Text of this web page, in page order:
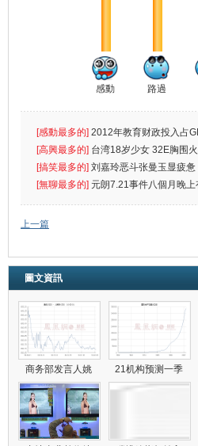
感動 路過
[感動最多的] 2012年教育财政投入占
出首位
[高興最多的] 台湾18岁少女 32E胸围
[搞笑最多的] 刘嘉玲恶斗张曼玉显疲
遮
[無聊最多的] 元朗7.21事件八個月晚
催
上一篇
圖文資訊
商务部发言人姚 21机构预测一季